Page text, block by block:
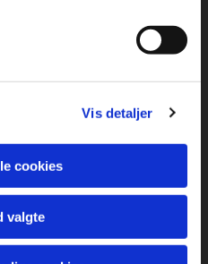
Vis detaljer
cookies
valgte